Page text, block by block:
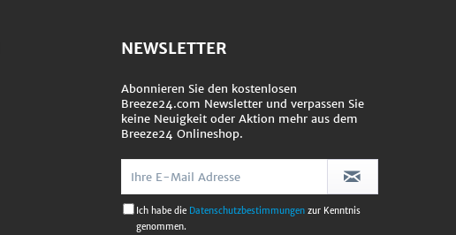
NEWSLETTER
Abonnieren Sie den kostenlosen
Breeze24.com Newsletter und verpassen Sie
keine Neuigkeit oder Aktion mehr aus dem
Breeze24 Onlineshop.
Ich habe die Datenschutzbestimmungen zur Kenntnis
genommen.